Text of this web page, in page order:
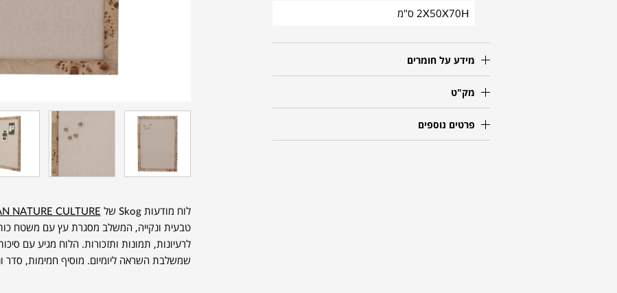
2X50X70H ס"מ
מידע על חומרים
מק"ט
פרטים נוספים
לוח מודעות Skog של NATURE CULTURE
טבעית ונקייה, המשלב מסגרת עץ עם משטח
לרעיונות, תמונות ותזכורות. הלוח מגיע עם
שמשלבת השראה ליומיום. מוסיף חמימות, סדר